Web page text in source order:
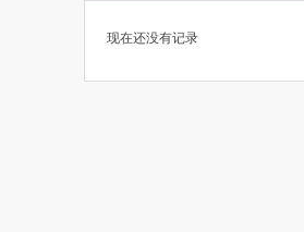
现在还没有记录